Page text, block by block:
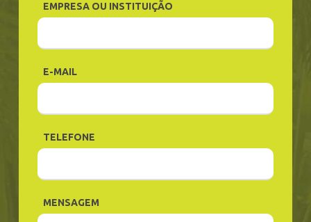
EMPRESA OU INSTITUIÇÃO
E-MAIL
TELEFONE
MENSAGEM